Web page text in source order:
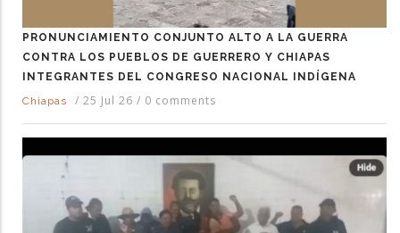
PRONUNCIAMIENTO CONJUNTO ALTO A LA GUERRA
CONTRA LOS PUEBLOS DE GUERRERO Y CHIAPAS
INTEGRANTES DEL CONGRESO NACIONAL INDÍGENA
Chiapas
/ 25 Jul 26 / 0 comments